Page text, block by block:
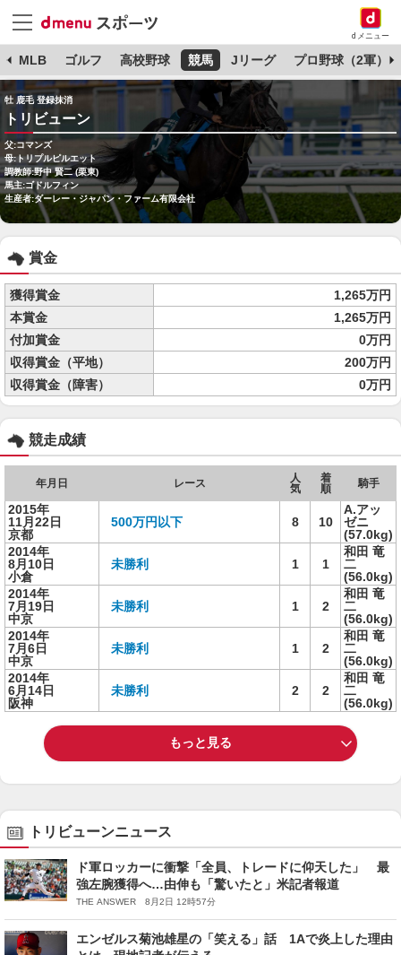
dメニュー
MLB ゴルフ 高校野球 競馬 Jリーグ プロ野球（2軍）
牡 鹿毛 登録抹消
トリビューン
父:コマンズ
母:トリプルピルエット
調教師:野中 賢二 (栗東)
馬主:ゴドルフィン
生産者:ダーレー・ジャパン・ファーム有限会社
賞金
獲得賞金
1,265万円
本賞金
1,265万円
付加賞金
0万円
収得賞金（平地）
200万円
収得賞金（障害）
0万円
競走成績
年月日 レース
人
気
着
順
騎手
2015年
11月22日
京都
500万円以下 8 10
A.アッ
ゼニ
(57.0kg)
2014年
8月10日
小倉
未勝利 1 1
和田 竜
二
(56.0kg)
2014年
7月19日
中京
未勝利 1 2
和田 竜
二
(56.0kg)
2014年
7月6日
中京
未勝利 1 2
和田 竜
二
(56.0kg)
2014年
6月14日
阪神
未勝利 2 2
和田 竜
二
(56.0kg)
もっと見る
トリビューンニュース
ド軍ロッカーに衝撃「全員、トレードに仰天した」 最
強左腕獲得へ…由伸も「驚いたと」米記者報道
THE ANSWER 8月2日 12時57分
エンゼルス菊池雄星の「笑える」話 1Aで炎上した理由